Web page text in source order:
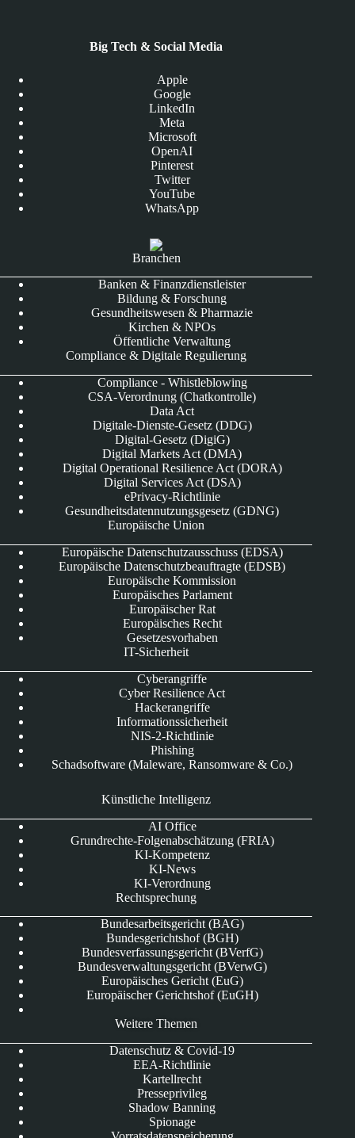
Big Tech & Social Media
Apple
Google
LinkedIn
Meta
Microsoft
OpenAI
Pinterest
Twitter
YouTube
WhatsApp
Branchen
Banken & Finanzdienstleister
Bildung & Forschung
Gesundheitswesen & Pharmazie
Kirchen & NPOs
Öffentliche Verwaltung
Compliance & Digitale Regulierung
Compliance - Whistleblowing
CSA-Verordnung (Chatkontrolle)
Data Act
Digitale-Dienste-Gesetz (DDG)
Digital-Gesetz (DigiG)
Digital Markets Act (DMA)
Digital Operational Resilience Act (DORA)
Digital Services Act (DSA)
ePrivacy-Richtlinie
Gesundheitsdatennutzungsgesetz (GDNG)
Europäische Union
Europäische Datenschutzausschuss (EDSA)
Europäische Datenschutzbeauftragte (EDSB)
Europäische Kommission
Europäisches Parlament
Europäischer Rat
Europäisches Recht
Gesetzesvorhaben
IT-Sicherheit
Cyberangriffe
Cyber Resilience Act
Hackerangriffe
Informationssicherheit
NIS-2-Richtlinie
Phishing
Schadsoftware (Maleware, Ransomware & Co.)
Künstliche Intelligenz
AI Office
Grundrechte-Folgenabschätzung (FRIA)
KI-Kompetenz
KI-News
KI-Verordnung
Rechtsprechung
Bundesarbeitsgericht (BAG)
Bundesgerichtshof (BGH)
Bundesverfassungsgericht (BVerfG)
Bundesverwaltungsgericht (BVerwG)
Europäisches Gericht (EuG)
Europäischer Gerichtshof (EuGH)
Weitere Themen
Datenschutz & Covid-19
EEA-Richtlinie
Kartellrecht
Presseprivileg
Shadow Banning
Spionage